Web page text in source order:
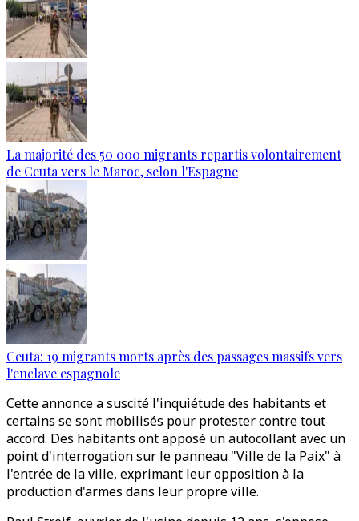
La majorité des 50 000 migrants repartis volontairement
de Ceuta vers le Maroc, selon l'Espagne
Ceuta: 19 migrants morts après des passages massifs vers
l'enclave espagnole
Cette annonce a suscité l'inquiétude des habitants et
certains se sont mobilisés pour protester contre tout
accord. Des habitants ont apposé un autocollant avec un
point d'interrogation sur le panneau "Ville de la Paix" à
l'entrée de la ville, exprimant leur opposition à la
production d'armes dans leur propre ville.